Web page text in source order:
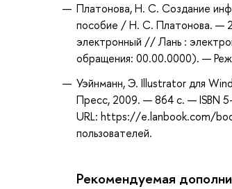
Платонова, Н. С. Создание
пособие / Н. С. Платонова. —
электронный // Лань :
обращения: 00.00.0000). —
Уэйнманн, Э. Illustrator для
Пресс, 2009. — 864 с. — ISBN
URL: https://e.lanbook.com/
пользователей.
Рекомендуемая